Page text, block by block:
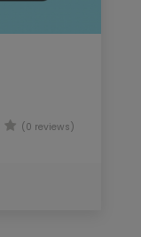
(0 reviews)